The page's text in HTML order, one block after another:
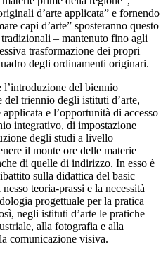
d’arte applicata” e fornendo
capi d’arte” sposteranno questo
– mantenuto fino agli
trasformazione dei propri
degli ordinamenti originari.
l’introduzione del biennio
del triennio degli istituti d’arte,
e l’opportunità di accesso
integrativo, di impostazione
degli studi a livello
il monte ore delle materie
di quelle di indirizzo. In esso è
sulla didattica del basic
teoria-prassi e la necessità
progettuale per la pratica
negli istituti d’arte le pratiche
alla fotografia e alla
comunicazione visiva.